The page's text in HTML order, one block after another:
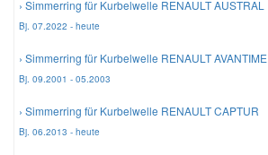
› Simmerring für Kurbelwelle RENAULT AUSTRAL
Bj. 07.2022 - heute
› Simmerring für Kurbelwelle RENAULT AVANTIME
Bj. 09.2001 - 05.2003
› Simmerring für Kurbelwelle RENAULT CAPTUR
Bj. 06.2013 - heute
Smart Ersatzteile
Suzuki Ersatzteile
Toyota Ersatzteile